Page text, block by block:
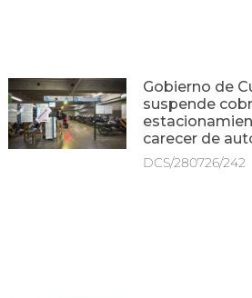
Gobierno de
suspende
carecer de
DCS/280726/242